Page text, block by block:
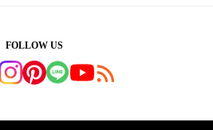
FOLLOW US